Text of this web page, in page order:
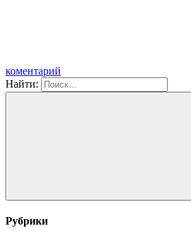
коментарий
Найти:
Рубрики